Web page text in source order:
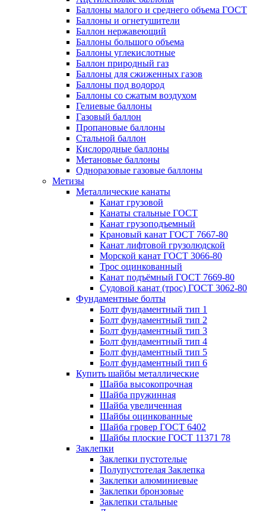
Баллоны малого и среднего объема ГОСТ
Баллоны и огнетушители
Баллон нержавеющий
Баллоны большого объема
Баллоны углекислотные
Баллон природный газ
Баллоны для сжиженных газов
Баллоны под водород
Баллоны со сжатым воздухом
Гелиевые баллоны
Газовый баллон
Пропановые баллоны
Стальной баллон
Кислородные баллоны
Метановые баллоны
Одноразовые газовые баллоны
Метизы
Металлические канаты
Канат грузовой
Канаты стальные ГОСТ
Канат грузоподъемный
Крановый канат ГОСТ 7667-80
Канат лифтовой грузолюдской
Морской канат ГОСТ 3066-80
Трос оцинкованный
Канат подъёмный ГОСТ 7669-80
Судовой канат (трос) ГОСТ 3062-80
Фундаментные болты
Болт фундаментный тип 1
Болт фундаментный тип 2
Болт фундаментный тип 3
Болт фундаментный тип 4
Болт фундаментный тип 5
Болт фундаментный тип 6
Купить шайбы металлические
Шайба высокопрочная
Шайба пружинная
Шайба увеличенная
Шайбы оцинкованные
Шайба гровер ГОСТ 6402
Шайбы плоские ГОСТ 11371 78
Заклепки
Заклепки пустотелые
Полупустотелая Заклепка
Заклепки алюминиевые
Заклепки бронзовые
Заклепки стальные